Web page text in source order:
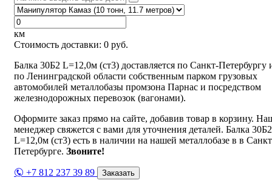
км
Стоимость доставки: 0 руб.
Балка 30Б2 L=12,0м (ст3) доставляется по Санкт-Петербургу
по Ленинградской области собственным парком грузовых
автомобилей металлобазы промзона Парнас и посредством
железнодорожных перевозок (вагонами).
Оформите заказ прямо на сайте, добавив товар в корзину.
менеджер свяжется с вами для уточнения деталей. Балка 30Б2
L=12,0м (ст3) есть в наличии на нашей металлобазе в в
Петербурге. Звоните!
+7 812 237 39 89 Заказать